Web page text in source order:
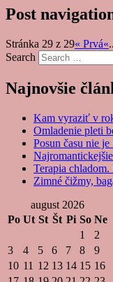
Post
Stránka 29 z 29« Prvá«
Search
Najnovšie
Kam vyraziť v
Omladenie pleti
Posun času nie
Terapia
Zimné čižmy,
august 2026
Po Ut St Št Pi So Ne
1
2
3
4 5 6 7 8
9
10 11 12 13 14 15 16